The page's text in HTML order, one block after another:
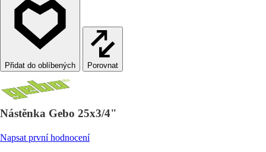
Porovnat
Nástěnka Gebo 25x3/4"
Napsat první hodnocení